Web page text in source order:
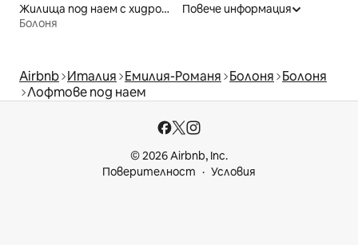
Жилища под наем с хидромасажна вана
Болоня
Повече информация
Airbnb Италия Емилия-Романя Болоня Болоня
Лофтове под наем
© 2026 Airbnb, Inc.
Поверителност
Условия